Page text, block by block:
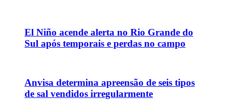
El Niño acende alerta no Rio Grande do
Sul após temporais e perdas no campo
Anvisa determina apreensão de seis tipos
de sal vendidos irregularmente